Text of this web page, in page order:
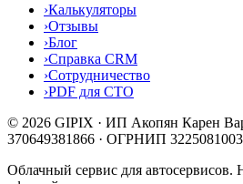
›Калькуляторы
›Отзывы
›Блог
›Справка CRM
›Сотрудничество
›PDF для СТО
© 2026 GIPIX · ИП Акопян Карен
370649381866 · ОГРНИП
Облачный сервис для автосервисов.